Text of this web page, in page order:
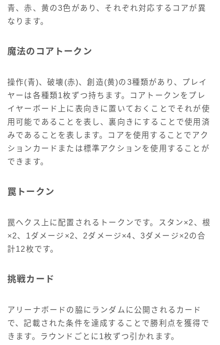
青、赤、黄の3色があり、それぞれ対応するコアが異
なります。
魔法のコアトークン
操作(青)、破壊(赤)、創造(黄)の3種類があり、プレイ
ヤーは各種類1枚ずつ持ちます。コアトークンをプレ
イヤーボード上に表向きに置いておくことでそれが使
用可能であることを表し、裏向きにすることで使用済
みであることを表します。コアを使用することでアク
ションカードまたは標準アクションを使用することが
できます。
罠トークン
罠ヘクス上に配置されるトークンです。スタン×2、根
×2、1ダメージ×2、2ダメージ×4、3ダメージ×2の合
計12枚です。
挑戦カード
アリーナボードの脇にランダムに公開されるカード
で、記載された条件を達成することで勝利点を獲得で
きます。ラウンドごとに1枚ずつ引かれます。